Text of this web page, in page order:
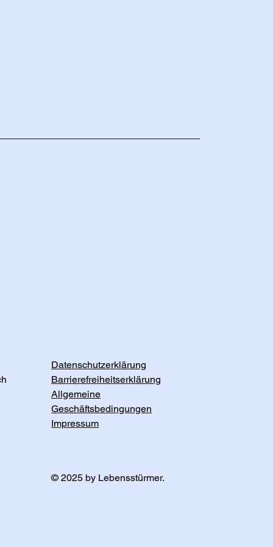
Datenschutzerklärung
Barrierefreiheitserklärung
Allgemeine
Geschäftsbedingungen
Impressum
© 2025 by Lebensstürmer.